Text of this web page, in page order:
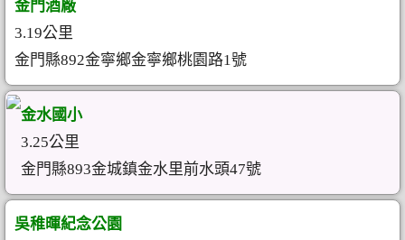
金門酒廠
3.19公里
金門縣892金寧鄉金寧鄉桃園路1號
金水國小
3.25公里
金門縣893金城鎮金水里前水頭47號
吳稚暉紀念公園